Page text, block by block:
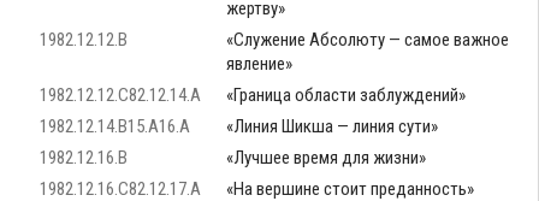
жертву»
1982.12.12.B
«Служение Абсолюту — самое важное
явление»
1982.12.12.C82.12.14.A
«Граница области заблуждений»
1982.12.14.B15.A16.A
«Линия Шикша — линия сути»
1982.12.16.B
«Лучшее время для жизни»
1982.12.16.C82.12.17.A
«На вершине стоит преданность»